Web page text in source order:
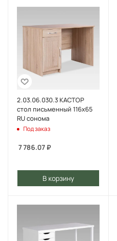
2.03.06.030.3 КАСТОР
стол письменный 116х65
RU сонома
Под заказ
7 786.07 ₽
В корзину